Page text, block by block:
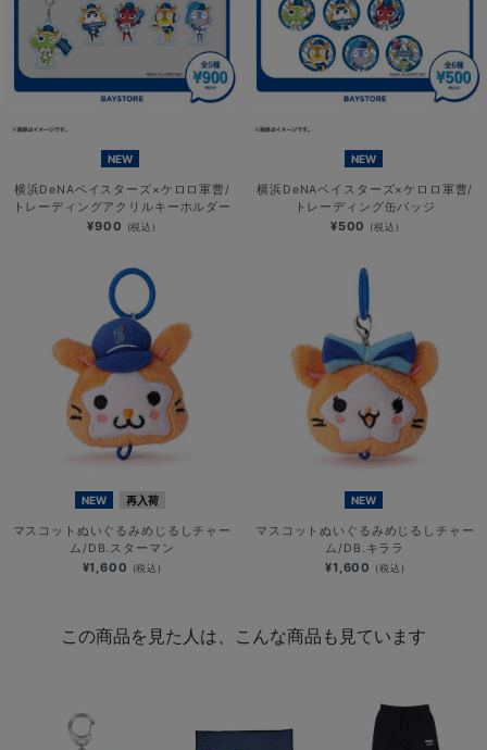
NEW
横浜DeNAベイスターズ×ケロロ軍曹/
トレーディングアクリルキーホルダー
¥900 (税込)
NEW
横浜DeNAベイスターズ×ケロロ軍曹/
トレーディング缶バッジ
¥500 (税込)
NEW 再入荷
マスコットぬいぐるみめじるしチャー
ム/DB.スターマン
¥1,600 (税込)
NEW
マスコットぬいぐるみめじるしチャー
ム/DB.キララ
¥1,600 (税込)
この商品を見た人は、こんな商品も見ています